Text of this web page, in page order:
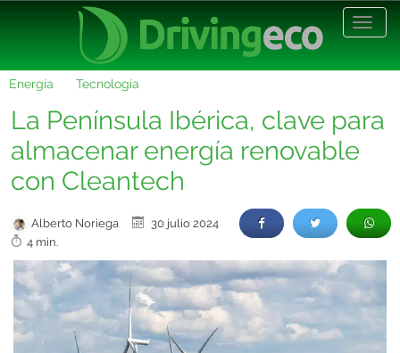
Energía Tecnología
La Península Ibérica, clave para
almacenar energía renovable
con Cleantech
Alberto Noriega
30 julio 2024
4 min.